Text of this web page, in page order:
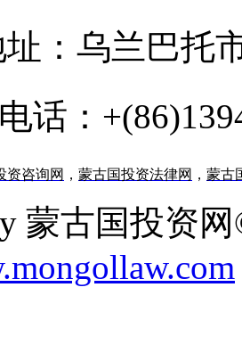
： 乌兰巴托
话：
资咨询网 ， 蒙古国投资法律网 ， 蒙古
蒙古国投资